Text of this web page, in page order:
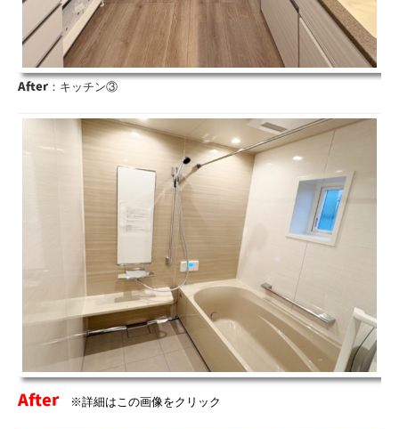
After ：キッチン③
After ※詳細はこの画像をクリック